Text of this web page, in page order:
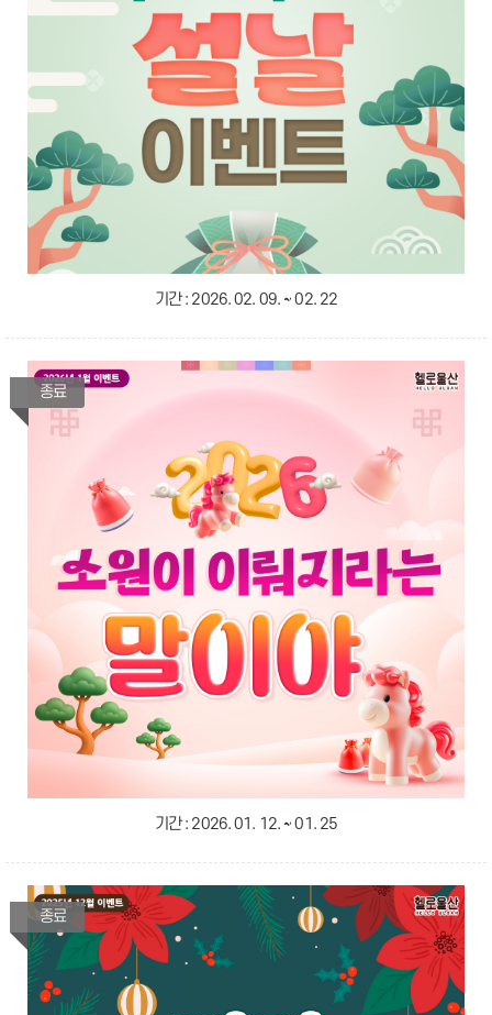
기간 : 2026. 02. 09. ~ 02. 22
종료
기간 : 2026. 01. 12. ~ 01. 25
종료